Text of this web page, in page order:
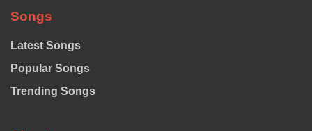
Songs
Latest Songs
Popular Songs
Trending Songs